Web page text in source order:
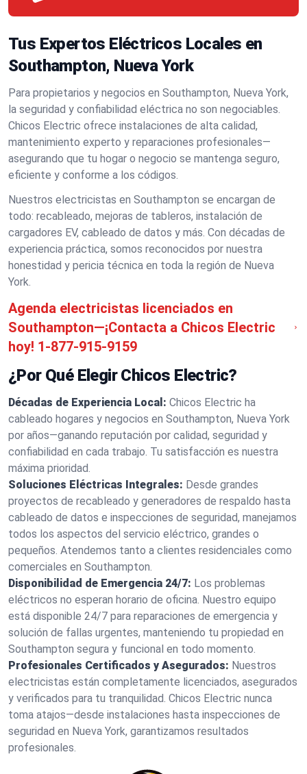
Tus Expertos Eléctricos Locales en
Southampton, Nueva York
Para propietarios y negocios en Southampton, Nueva York,
la seguridad y confiabilidad eléctrica no son negociables.
Chicos Electric ofrece instalaciones de alta calidad,
mantenimiento experto y reparaciones profesionales—
asegurando que tu hogar o negocio se mantenga seguro,
eficiente y conforme a los códigos.
Nuestros electricistas en Southampton se encargan de
todo: recableado, mejoras de tableros, instalación de
cargadores EV, cableado de datos y más. Con décadas de
experiencia práctica, somos reconocidos por nuestra
honestidad y pericia técnica en toda la región de Nueva
York.
Agenda electricistas licenciados en
Southampton—¡Contacta a Chicos Electric
hoy! 1-877-915-9159
¿Por Qué Elegir Chicos Electric?
Décadas de Experiencia Local: Chicos Electric ha
cableado hogares y negocios en Southampton, Nueva York
por años—ganando reputación por calidad, seguridad y
confiabilidad en cada trabajo. Tu satisfacción es nuestra
máxima prioridad.
Soluciones Eléctricas Integrales: Desde grandes
proyectos de recableado y generadores de respaldo hasta
cableado de datos e inspecciones de seguridad, manejamos
todos los aspectos del servicio eléctrico, grandes o
pequeños. Atendemos tanto a clientes residenciales como
comerciales en Southampton.
Disponibilidad de Emergencia 24/7: Los problemas
eléctricos no esperan horario de oficina. Nuestro equipo
está disponible 24/7 para reparaciones de emergencia y
solución de fallas urgentes, manteniendo tu propiedad en
Southampton segura y funcional en todo momento.
Profesionales Certificados y Asegurados: Nuestros
electricistas están completamente licenciados, asegurados
y verificados para tu tranquilidad. Chicos Electric nunca
toma atajos—desde instalaciones hasta inspecciones de
seguridad en Nueva York, garantizamos resultados
profesionales.